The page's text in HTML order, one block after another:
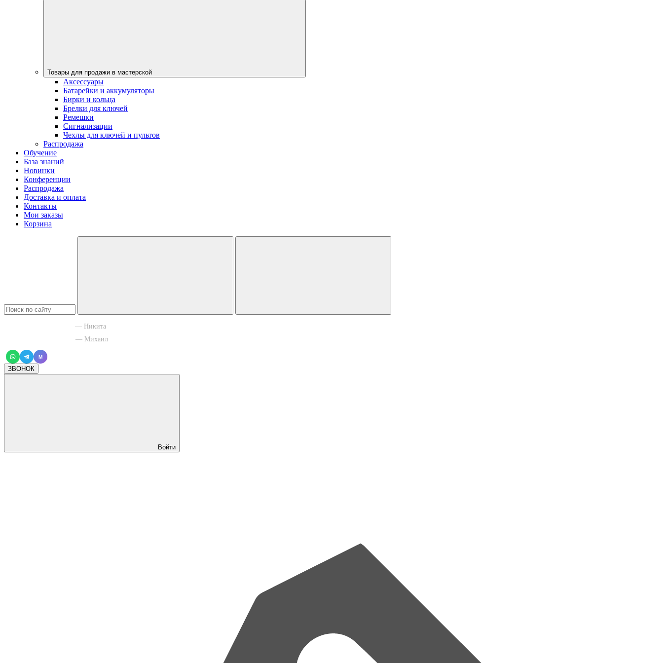
Товары для продажи в мастерской
Аксессуары
Батарейки и аккумуляторы
Бирки и кольца
Брелки для ключей
Ремешки
Сигнализации
Чехлы для ключей и пультов
Распродажа
Обучение
База знаний
Новинки
Конференции
Распродажа
Доставка и оплата
Контакты
Мои заказы
Корзина
— Никита
— Михаил
M
ЗВОНОК
Войти